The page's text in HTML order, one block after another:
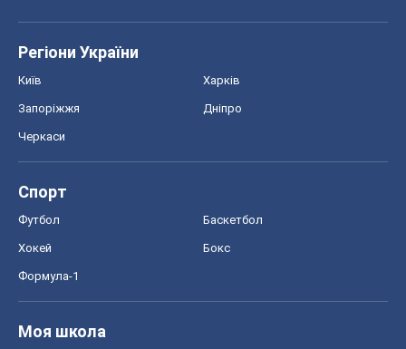
Регіони України
Київ Харків
Запоріжжя Дніпро
Черкаси
Спорт
Футбол Баскетбол
Хокей Бокс
Формула-1
Моя школа